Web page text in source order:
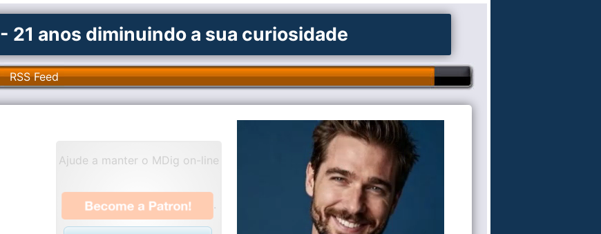
- 21 anos diminuindo a sua curiosidade
RSS Feed
Ajude a manter o MDig on-line
.